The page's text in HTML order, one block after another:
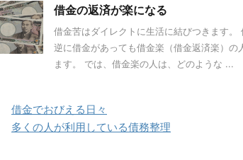
借金の返済が楽になる
借金苦はダイレクトに生活に結びつきます。
逆に借金があっても借金楽（借金返済楽）
ます。 では、借金楽の人は、どのような ...
借金でおびえる日々
多くの人が利用している債務整理